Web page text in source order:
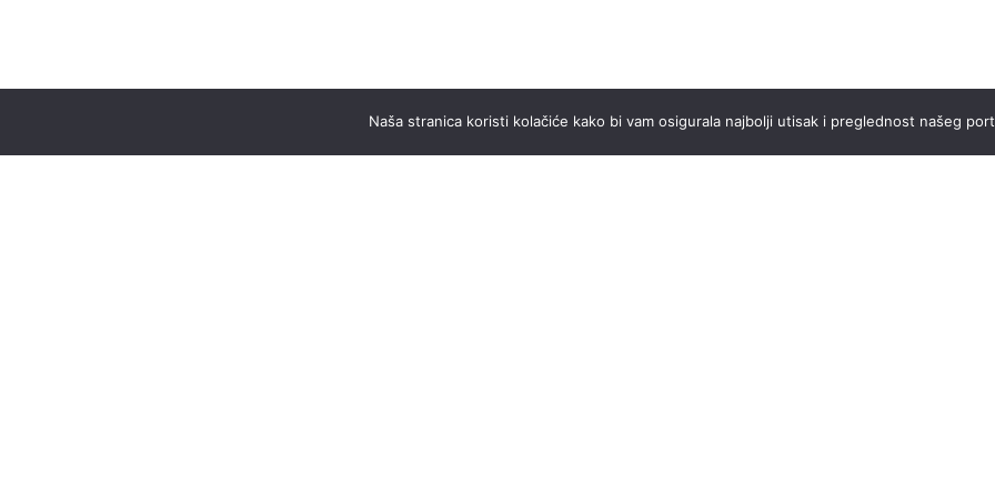
Naša stranica koristi kolačiće kako bi vam osigurala najbolji utisak i preglednost našeg